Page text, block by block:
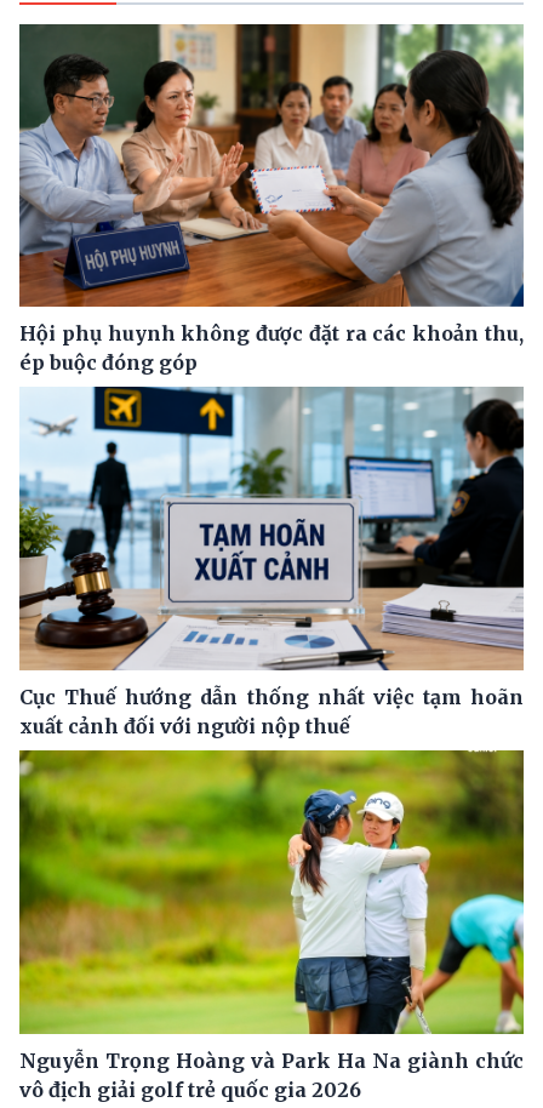
Hội phụ huynh không được đặt ra các khoản thu,
ép buộc đóng góp
Cục Thuế hướng dẫn thống nhất việc tạm hoãn
xuất cảnh đối với người nộp thuế
Nguyễn Trọng Hoàng và Park Ha Na giành chức
vô địch giải golf trẻ quốc gia 2026